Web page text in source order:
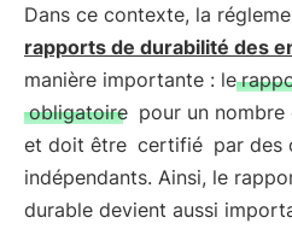
Dans ce contexte, la
rapports de durabilité des
manière importante : le
obligatoire pour un
et doit être certifié par des
indépendants. Ainsi, le
durable devient aussi